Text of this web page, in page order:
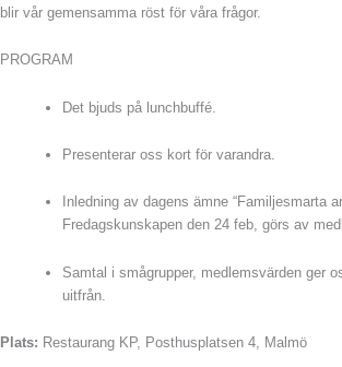
blir vår gemensamma röst för våra frågor.
PROGRAM
Det bjuds på lunchbuffé.
Presenterar oss kort för varandra.
Inledning av dagens ämne “Familjesmarta
Fredagskunskapen den 24 feb, görs av
Samtal i smågrupper, medlemsvärden ger
uitfrån.
Plats: Restaurang KP, Posthusplatsen 4, Malmö